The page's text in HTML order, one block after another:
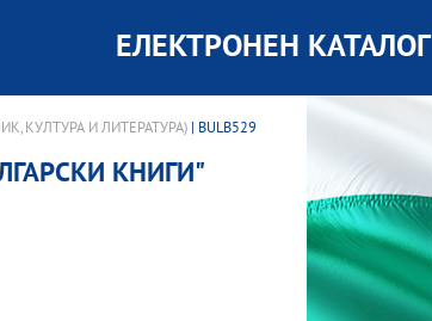
ЕЛЕКТРОНЕН КАТАЛОГ
КУЛТУРА И ЛИТЕРАТУРА) | BULB529
КНИГИ"